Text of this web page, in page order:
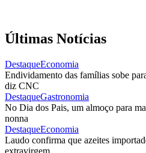
Últimas Notícias
DestaqueEconomia
Endividamento das famílias sobe
diz CNC
DestaqueGastronomia
No Dia dos Pais, um almoço para
nonna
DestaqueEconomia
Laudo confirma que azeites